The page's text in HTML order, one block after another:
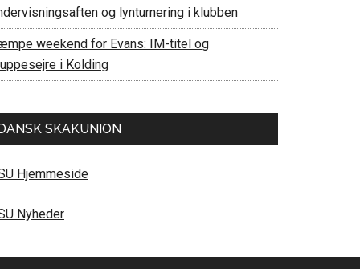
og lynturnering i klubben
weekend for Evans: IM-titel og
i Kolding
SKAKUNION
Hjemmeside
Nyheder